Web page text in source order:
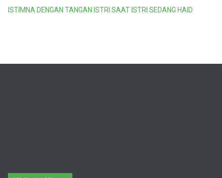
ISTIMNA DENGAN TANGAN ISTRI SAAT ISTRI SEDANG HAID